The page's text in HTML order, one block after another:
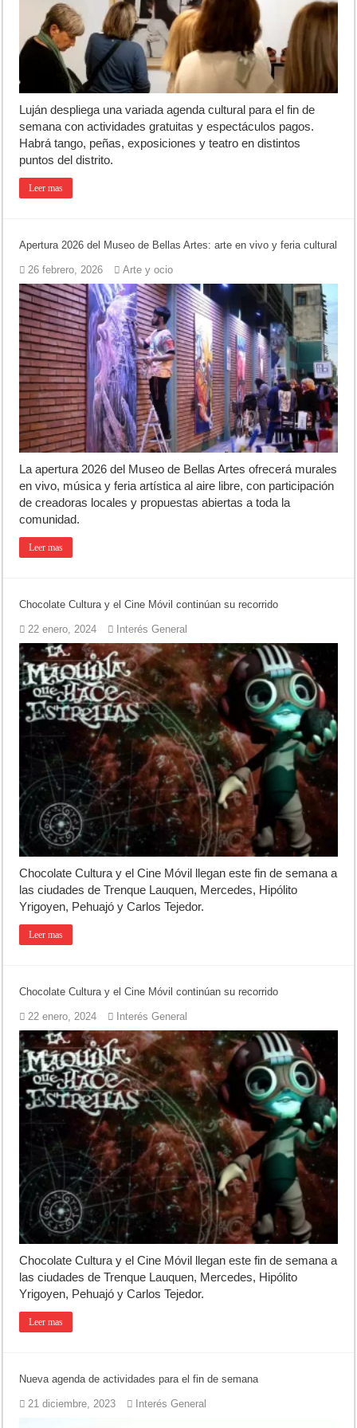
Luján volvió al Campeonato Provincial de bochas
Torres se prepara para una nueva fiesta gastronómica
Patentes: La Provincia lanzó un asistente virtual para consultar
Luján despliega una variada agenda cultural para el fin de
semana con actividades gratuitas y espectáculos pagos.
Habrá tango, peñas, exposiciones y teatro en distintos
puntos del distrito.
Leer mas
Apertura 2026 del Museo de Bellas Artes: arte en vivo y feria cultural
26 febrero, 2026 Arte y ocio
La apertura 2026 del Museo de Bellas Artes ofrecerá murales
en vivo, música y feria artística al aire libre, con participación
de creadoras locales y propuestas abiertas a toda la
comunidad.
Leer mas
Chocolate Cultura y el Cine Móvil continúan su recorrido
22 enero, 2024 Interés General
Chocolate Cultura y el Cine Móvil llegan este fin de semana a
las ciudades de Trenque Lauquen, Mercedes, Hipólito
Yrigoyen, Pehuajó y Carlos Tejedor.
Leer mas
Chocolate Cultura y el Cine Móvil continúan su recorrido
22 enero, 2024 Interés General
Chocolate Cultura y el Cine Móvil llegan este fin de semana a
las ciudades de Trenque Lauquen, Mercedes, Hipólito
Yrigoyen, Pehuajó y Carlos Tejedor.
Leer mas
Nueva agenda de actividades para el fin de semana
21 diciembre, 2023 Interés General